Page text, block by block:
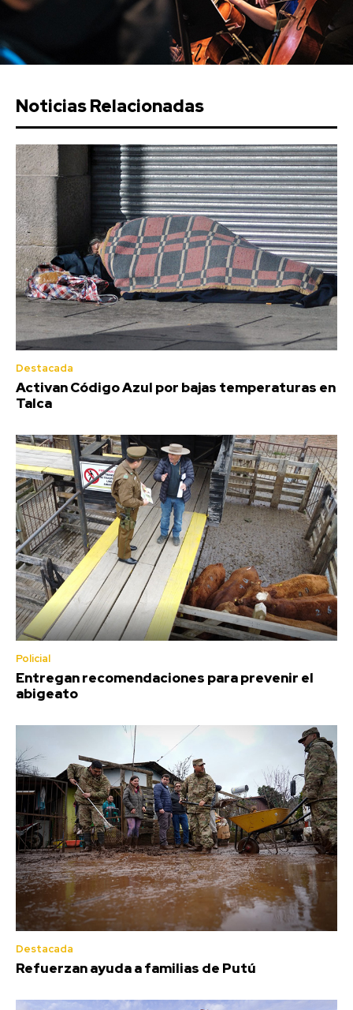
Noticias Relacionadas
Destacada
Activan Código Azul por bajas temperaturas en
Talca
Policial
Entregan recomendaciones para prevenir el
abigeato
Destacada
Refuerzan ayuda a familias de Putú